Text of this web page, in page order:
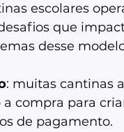
escolares
que
desse
: muitas cantinas
compra para
de pagamento.